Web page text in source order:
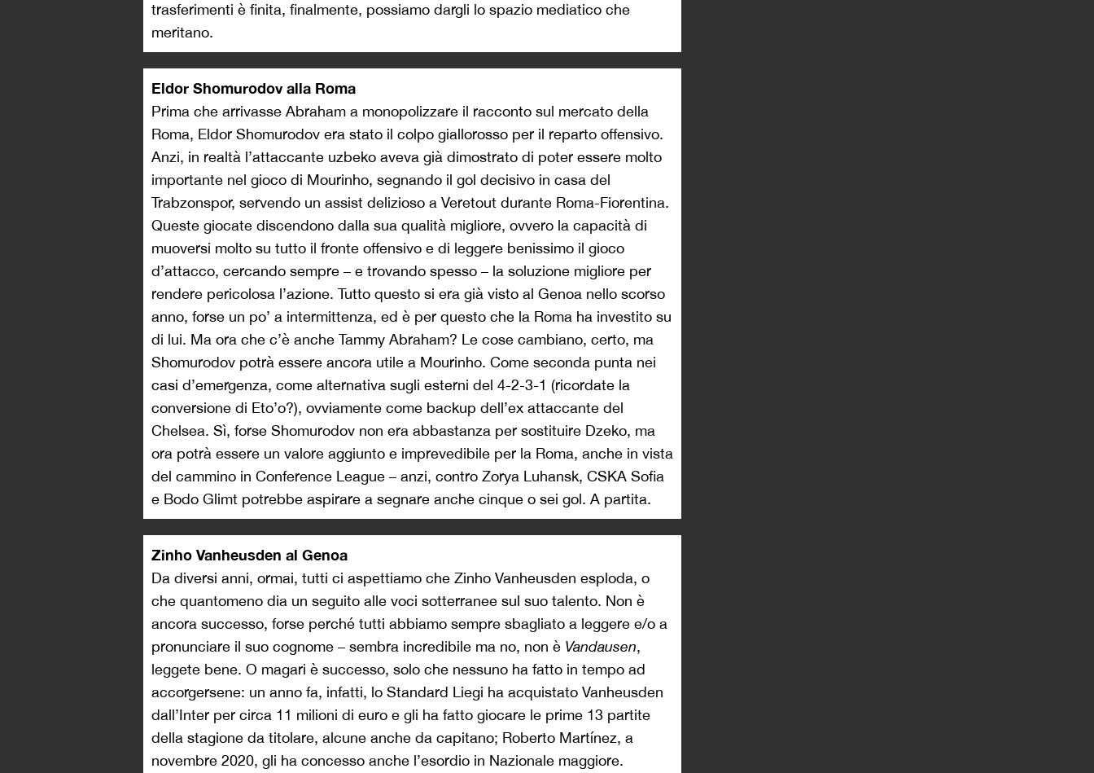
trasferimenti è finita, finalmente, possiamo dargli lo spazio mediatico che
meritano.
Eldor Shomurodov alla Roma
Prima che arrivasse Abraham a monopolizzare il racconto sul mercato della
Roma, Eldor Shomurodov era stato il colpo giallorosso per il reparto offensivo.
Anzi, in realtà l’attaccante uzbeko aveva già dimostrato di poter essere molto
importante nel gioco di Mourinho, segnando il gol decisivo in casa del
Trabzonspor, servendo un assist delizioso a Veretout durante Roma-Fiorentina.
Queste giocate discendono dalla sua qualità migliore, ovvero la capacità di
muoversi molto su tutto il fronte offensivo e di leggere benissimo il gioco
d’attacco, cercando sempre – e trovando spesso – la soluzione migliore per
rendere pericolosa l’azione. Tutto questo si era già visto al Genoa nello scorso
anno, forse un po’ a intermittenza, ed è per questo che la Roma ha investito su
di lui. Ma ora che c’è anche Tammy Abraham? Le cose cambiano, certo, ma
Shomurodov potrà essere ancora utile a Mourinho. Come seconda punta nei
casi d’emergenza, come alternativa sugli esterni del 4-2-3-1 (ricordate la
conversione di Eto’o?), ovviamente come backup dell’ex attaccante del
Chelsea. Sì, forse Shomurodov non era abbastanza per sostituire Dzeko, ma
ora potrà essere un valore aggiunto e imprevedibile per la Roma, anche in vista
del cammino in Conference League – anzi, contro Zorya Luhansk, CSKA Sofia
e Bodo Glimt potrebbe aspirare a segnare anche cinque o sei gol. A partita.
Zinho Vanheusden al Genoa
Da diversi anni, ormai, tutti ci aspettiamo che Zinho Vanheusden esploda, o
che quantomeno dia un seguito alle voci sotterranee sul suo talento. Non è
ancora successo, forse perché tutti abbiamo sempre sbagliato a leggere e/o a
pronunciare il suo cognome – sembra incredibile ma no, non è Vandausen,
leggete bene. O magari è successo, solo che nessuno ha fatto in tempo ad
accorgersene: un anno fa, infatti, lo Standard Liegi ha acquistato Vanheusden
dall’Inter per circa 11 milioni di euro e gli ha fatto giocare le prime 13 partite
della stagione da titolare, alcune anche da capitano; Roberto Martínez, a
novembre 2020, gli ha concesso anche l’esordio in Nazionale maggiore.